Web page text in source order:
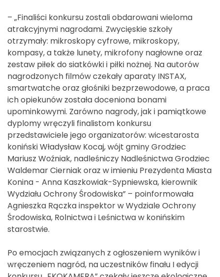
– „Finaliści konkursu zostali obdarowani wieloma
atrakcyjnymi nagrodami. Zwycięskie szkoły
otrzymały: mikroskopy cyfrowe, mikroskopy,
kompasy, a także lunety, mikrofony nagłowne oraz
zestaw piłek do siatkówki i piłki nożnej. Na autorów
nagrodzonych filmów czekały aparaty INSTAX,
smartwatche oraz głośniki bezprzewodowe, a praca
ich opiekunów została doceniona bonami
upominkowymi. Zarówno nagrody, jak i pamiątkowe
dyplomy wręczyli finalistom konkursu
przedstawiciele jego organizatorów: wicestarosta
koniński Władysław Kocaj, wójt gminy Grodziec
Mariusz Woźniak, nadleśniczy Nadleśnictwa Grodziec
Waldemar Cierniak oraz w imieniu Prezydenta Miasta
Konina - Anna Kaszkowiak-Sypniewska, kierownik
Wydziału Ochrony Środowiska” – poinformowała
Agnieszka Rączka inspektor w Wydziale Ochrony
Środowiska, Rolnictwa i Leśnictwa w konińskim
starostwie.
Po emocjach związanych z ogłoszeniem wyników i
wręczeniem nagród, na uczestników finału I edycji